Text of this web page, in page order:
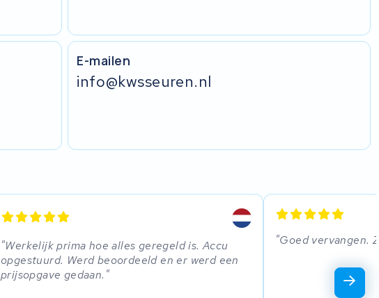
E-mailen
info@kwsseuren.nl
Werkelijk prima hoe alles geregeld is. Accu
opgestuurd. Werd beoordeeld en er werd een
prijsopgave gedaan.
Goed vervangen.